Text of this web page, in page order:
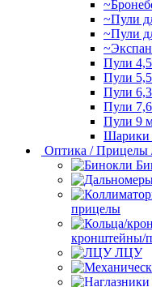
~Пули
~Пули
Пули
Пули
Пули
Пули
Пули 9
Шарики
Оптика / Прицелы
прицелы
кронштейны/
ЛЦУ